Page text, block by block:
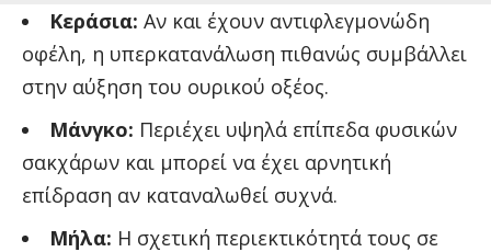
Κεράσια: Αν και έχουν αντιφλεγμονώδη
οφέλη, η υπερκατανάλωση πιθανώς συμβάλλει
στην αύξηση του ουρικού οξέος.
Μάνγκο: Περιέχει υψηλά επίπεδα φυσικών
σακχάρων και μπορεί να έχει αρνητική
επίδραση αν καταναλωθεί συχνά.
Μήλα: Η σχετική περιεκτικότητά τους σε